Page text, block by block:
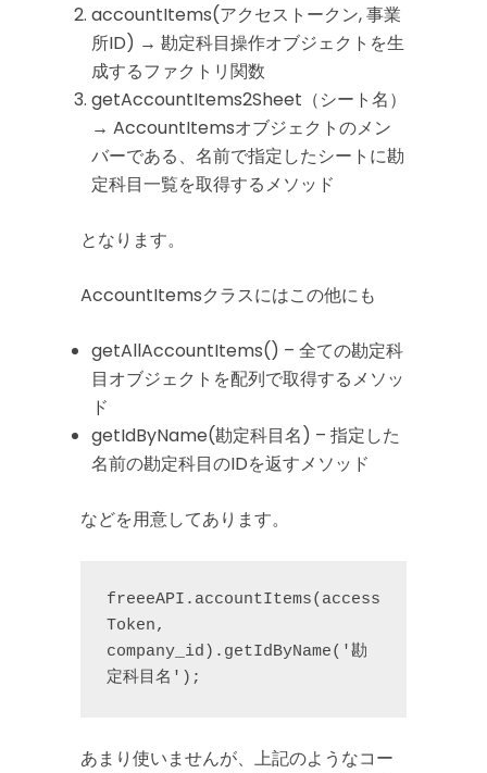
accountItems(アクセストークン, 事業
所ID) → 勘定科目操作オブジェクトを生
成するファクトリ関数
getAccountItems2Sheet（シート名）
→ AccountItemsオブジェクトのメン
バーである、名前で指定したシートに勘
定科目一覧を取得するメソッド
となります。
AccountItemsクラスにはこの他にも
getAllAccountItems() – 全ての勘定科
目オブジェクトを配列で取得するメソッ
ド
getIdByName(勘定科目名) – 指定した
名前の勘定科目のIDを返すメソッド
などを用意してあります。
freeeAPI.accountItems(access
Token,
company_id).getIdByName('勘
定科目名');
あまり使いませんが、上記のようなコー